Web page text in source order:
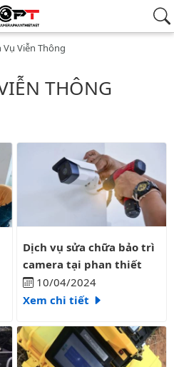
Vụ Viễn Thông
THÔNG
viết
[Toàn Quốc]
Dịch vụ sửa chữa bảo trì
Dịch vụ sửa chữa bảo trì
camera tại phan thiết
10/04/2024
Xem chi tiết